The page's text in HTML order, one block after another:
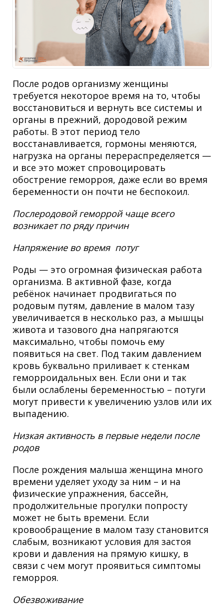
После родов организму женщины
требуется некоторое время на то, чтобы
восстановиться и вернуть все системы и
органы в прежний, дородовой режим
работы. В этот период тело
восстанавливается, гормоны меняются,
нагрузка на органы перераспределяется —
и все это может спровоцировать
обострение геморроя, даже если во время
беременности он почти не беспокоил.
Послеродовой геморрой чаще всего
возникает по ряду причин
Напряжение во время потуг
Роды — это огромная физическая работа
организма. В активной фазе, когда
ребёнок начинает продвигаться по
родовым путям, давление в малом тазу
увеличивается в несколько раз, а мышцы
живота и тазового дна напрягаются
максимально, чтобы помочь ему
появиться на свет. Под таким давлением
кровь буквально приливает к стенкам
геморроидальных вен. Если они и так
были ослаблены беременностью – потуги
могут привести к увеличению узлов или их
выпадению.
Низкая активность в первые недели после
родов
После рождения малыша женщина много
времени уделяет уходу за ним – и на
физические упражнения, бассейн,
продолжительные прогулки попросту
может не быть времени. Если
кровообращение в малом тазу становится
слабым, возникают условия для застоя
крови и давления на прямую кишку, в
связи с чем могут проявиться симптомы
геморроя.
Обезвоживание